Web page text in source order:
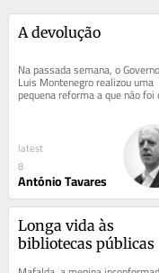
A devolução
Na passada semana, o
Luis Montenegro realizou uma
pequena reforma a que não foi
devido relevo. Aproveitando um
latest
8
António Tavares
Longa vida às
bibliotecas públicas